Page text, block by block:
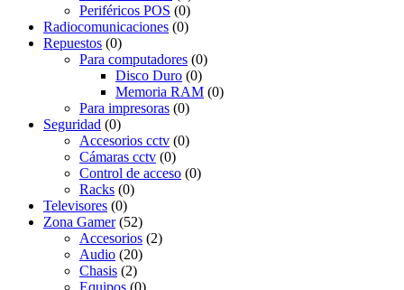
Periféricos POS (0)
Radiocomunicaciones (0)
Repuestos (0)
Para computadores (0)
Disco Duro (0)
Memoria RAM (0)
Para impresoras (0)
Seguridad (0)
Accesorios cctv (0)
Cámaras cctv (0)
Control de acceso (0)
Racks (0)
Televisores (0)
Zona Gamer (52)
Accesorios (2)
Audio (20)
Chasis (2)
Equipos (0)